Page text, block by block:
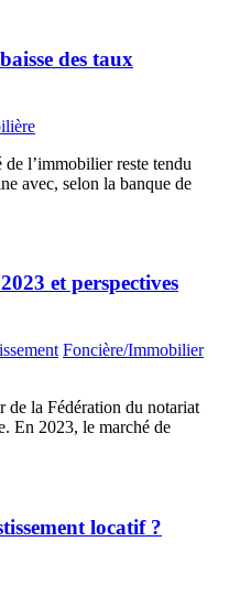
des taux
de l’immobilier reste tendu
avec, selon la banque de
et perspectives
Foncière/Immobilier
de la Fédération du notariat
En 2023, le marché de
locatif ?